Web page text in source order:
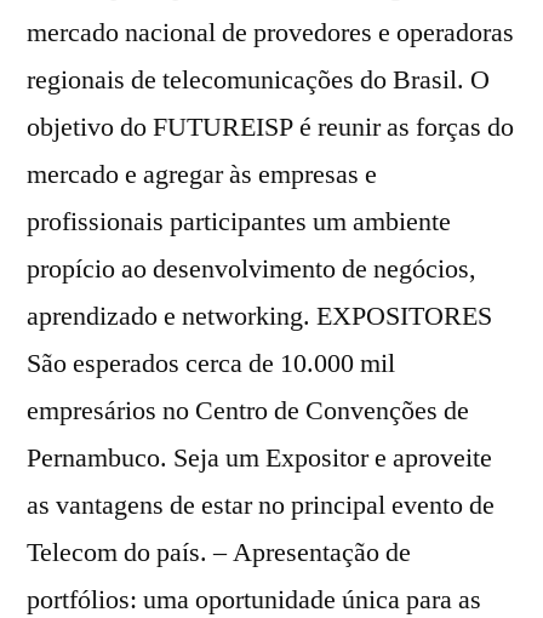
mercado nacional de provedores e operadoras
regionais de telecomunicações do Brasil. O
objetivo do FUTUREISP é reunir as forças do
mercado e agregar às empresas e
profissionais participantes um ambiente
propício ao desenvolvimento de negócios,
aprendizado e networking. EXPOSITORES
São esperados cerca de 10.000 mil
empresários no Centro de Convenções de
Pernambuco. Seja um Expositor e aproveite
as vantagens de estar no principal evento de
Telecom do país. – Apresentação de
portfólios: uma oportunidade única para as